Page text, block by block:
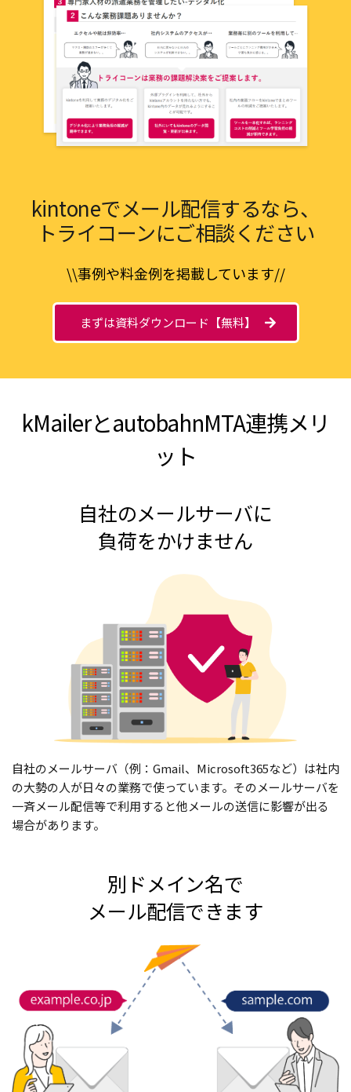
kintoneでメール配信するなら、
トライコーンにご相談ください
\\事例や料金例を掲載しています//
まずは資料ダウンロード【無料】
kMailerとautobahnMTA連携メリ
ット
自社のメールサーバに
負荷をかけません
自社のメールサーバ（例：Gmail、Microsoft365など）は社内
の大勢の人が日々の業務で使っています。そのメールサーバを
一斉メール配信等で利用すると他メールの送信に影響が出る
場合があります。
別ドメイン名で
メール配信できます